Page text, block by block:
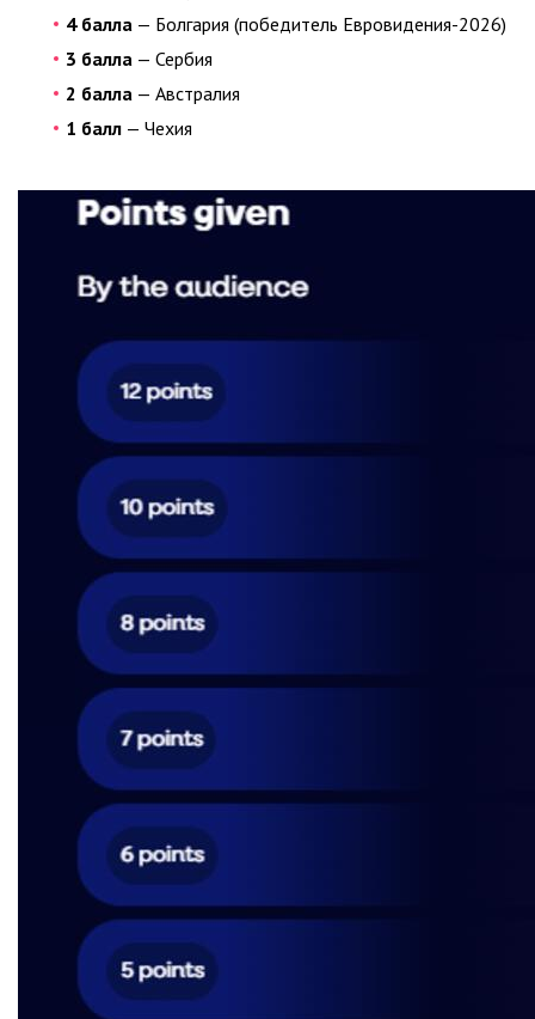
4 балла — Болгария (победитель Евровидения-2026)
3 балла — Сербия
2 балла — Австралия
1 балл — Чехия